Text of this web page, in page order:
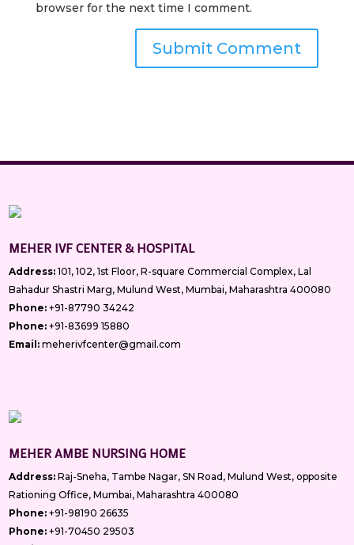
browser for the next time I comment.
MEHER IVF CENTER & HOSPITAL
Address: 101, 102, 1st Floor, R-square Commercial Complex, Lal
Bahadur Shastri Marg, Mulund West, Mumbai, Maharashtra 400080
Phone: +91-87790 34242
Phone: +91-83699 15880
Email: meherivfcenter@gmail.com
MEHER AMBE NURSING HOME
Address: Raj-Sneha, Tambe Nagar, SN Road, Mulund West, opposite
Rationing Office, Mumbai, Maharashtra 400080
Phone: +91-98190 26635
Phone: +91-70450 29503